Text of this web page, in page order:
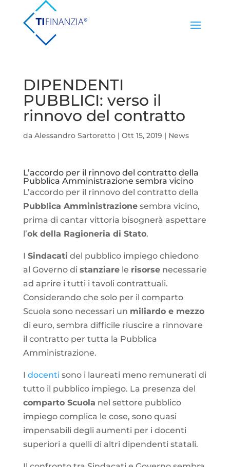
DIPENDENTI
PUBBLICI: verso il
rinnovo del contratto
da Alessandro Sartoretto| Ott 15, 2019 | News
L’accordo per il rinnovo del contratto della
Pubblica Amministrazione sembra vicino
L’accordo per il rinnovo del contratto della
Pubblica Amministrazionesembra vicino,
prima di cantar vittoria bisognerà aspettare
l’ok della Ragioneria di Stato.
I Sindacati del pubblico impiego chiedono
al Governo di stanziarele risorsenecessarie
ad aprire i tutti i tavoli contrattuali.
Considerando che solo per il comparto
Scuola sono necessari un miliardo e mezzo
di euro, sembra difficile riuscire a rinnovare
il contratto per tutta la Pubblica
Amministrazione.
I docentisono i laureati meno remunerati di
tutto il pubblico impiego. La presenza del
comparto Scuola nel settore pubblico
impiego complica le cose, sono quasi
impensabili degli aumenti per i docenti
superiori a quelli di altri dipendenti statali.